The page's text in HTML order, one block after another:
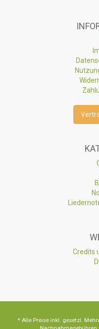
Credits
* Alle Preise inkl. gesetzl.